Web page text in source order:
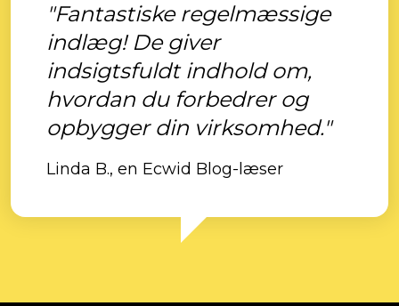
"Fantastiske regelmæssige
indlæg! De giver
indsigtsfuldt indhold om,
hvordan du forbedrer og
opbygger din virksomhed."
Linda B., en Ecwid Blog-læser